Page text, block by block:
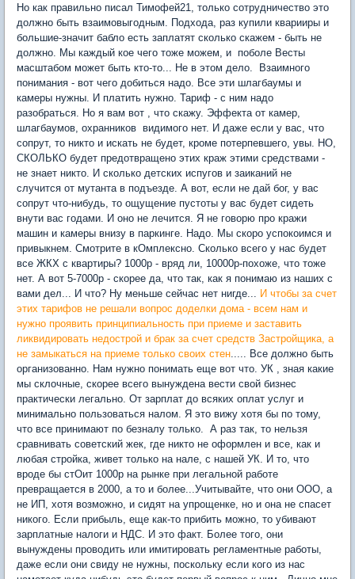
Но как правильно писал Тимофей21, только сотрудничество это
должно быть взаимовыгодным. Подхода, раз купили кварииры и
большие-значит бабло есть заплатят сколько скажем - быть не
должно. Мы каждый кое чего тоже можем, и поболе Весты
масштабом может быть кто-то... Не в этом дело. Взаимного
понимания - вот чего добиться надо. Все эти шлагбаумы и
камеры нужны. И платить нужно. Тариф - с ним надо
разобраться. Но я вам вот , что скажу. Эффекта от камер,
шлагбаумов, охранников видимого нет. И даже если у вас, что
сопрут, то никто и искать не будет, кроме потерпевшего, увы. НО,
СКОЛЬКО будет предотвращено этих краж этими средствами -
не знает никто. И сколько детских испугов и заиканий не
случится от мутанта в подъезде. А вот, если не дай бог, у вас
сопрут что-нибудь, то ощущение пустоты у вас будет сидеть
внути вас годами. И оно не лечится. Я не говорю про кражи
машин и камеры внизу в паркинге. Надо. Мы скоро успокоимся и
привыкнем. Смотрите в кОмплексно. Сколько всего у нас будет
все ЖКХ с квартиры? 1000р - вряд ли, 10000р-похоже, что тоже
нет. А вот 5-7000р - скорее да, что так, как я понимаю из наших с
вами дел... И что? Ну меньше сейчас нет нигде... И чтобы за счет
этих тарифов не решали вопрос доделки дома - всем нам и
нужно проявить принципиальность при приеме и заставить
ликвидировать недострой и брак за счет средств Застройщика, а
не замыкаться на приеме только своих стен..... Все должно быть
организованно. Нам нужно понимать еще вот что. УК , зная какие
мы склочные, скорее всего вынуждена вести свой бизнес
практически легально. От зарплат до всяких оплат услуг и
минимально пользоваться налом. Я это вижу хотя бы по тому,
что все принимают по безналу только. А раз так, то нельзя
сравнивать советский жек, где никто не оформлен и все, как и
любая стройка, живет только на нале, с нашей УК. И то, что
вроде бы стОит 1000р на рынке при легальной работе
превращается в 2000, а то и более...Учитывайте, что они ООО, а
не ИП, хотя возможно, и сидят на упрощенке, но и она не спасет
никого. Если прибыль, еще как-то прибить можно, то убивают
зарплатные налоги и НДС. И это факт. Более того, они
вынуждены проводить или имитировать регламентные работы,
даже если они свиду не нужны, поскольку если кого из нас